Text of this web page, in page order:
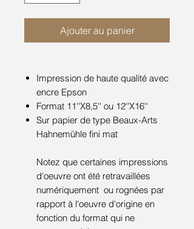
Ajouter au panier
Impression de haute qualité avec
encre Epson
Format 11''X8,5'' ou 12''X16''
Sur papier de type Beaux-Arts
Hahnemühle fini mat
Notez que certaines impressions
d'oeuvre ont été retravaillées
numériquement ou rognées par
rapport à l'oeuvre d'origine en
fonction du format qui ne